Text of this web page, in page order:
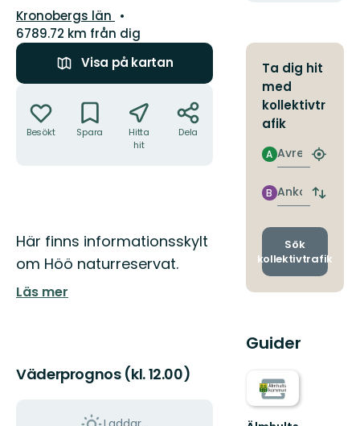
Län:
Kronobergs län
6789.72 km från dig
Visa på kartan
Besökt Spara
Hitta
hit
Dela
Beskrivning
Här finns informationsskylt
om Höö naturreservat.
Läs mer
Väderprognos (kl. 12.00)
Ta dig hit
med
kollektivtr
afik
Avresa
A
Hitta
Ankomst
B
Byt
och
Sök
kollektivtrafik
Guider